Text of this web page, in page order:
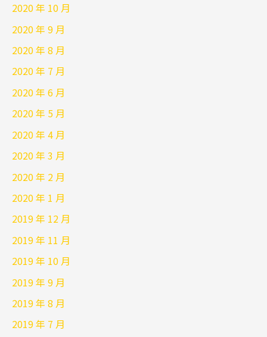
2020 年 10 月
2020 年 9 月
2020 年 8 月
2020 年 7 月
2020 年 6 月
2020 年 5 月
2020 年 4 月
2020 年 3 月
2020 年 2 月
2020 年 1 月
2019 年 12 月
2019 年 11 月
2019 年 10 月
2019 年 9 月
2019 年 8 月
2019 年 7 月